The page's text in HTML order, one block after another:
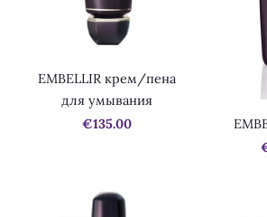
EMBELLIR крем/пена
для умывания
€135.00